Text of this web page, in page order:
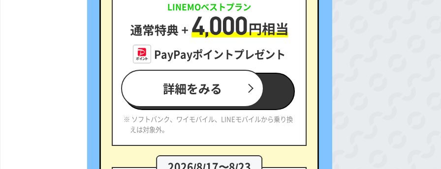
LINEMOベストプラン
PayPayポイントプレゼント
詳細をみる
※ ソフトバンク、ワイモバイル、LINEモバイルから乗り換
えは対象外。